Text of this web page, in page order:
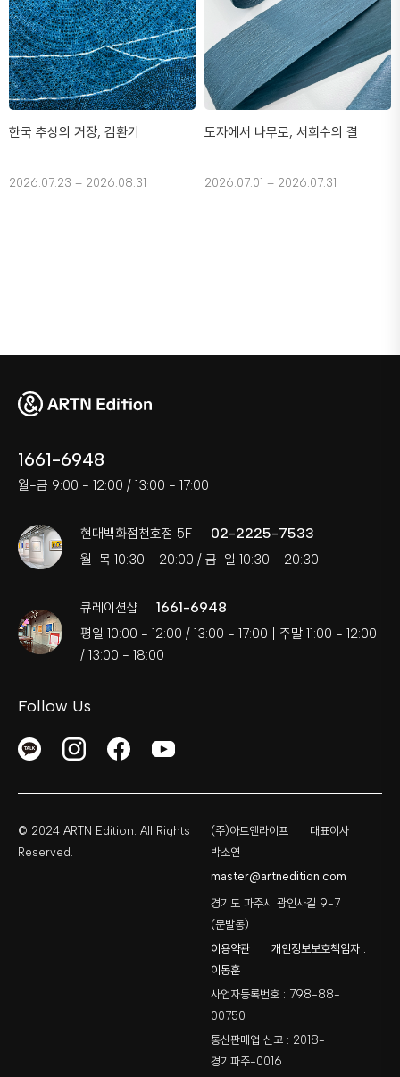
한국 추상의 거장, 김환기
2026.07.23 – 2026.08.31
도자에서 나무로, 서희수의 결
2026.07.01 – 2026.07.31
1661-6948
월-금 9:00 - 12:00 / 13:00 - 17:00
현대백화점천호점 5F 02-2225-7533
월-목 10:30 - 20:00 / 금-일 10:30 - 20:30
큐레이션샵 1661-6948
평일 10:00 - 12:00 / 13:00 - 17:00 | 주말 11:00 - 12:00
/ 13:00 - 18:00
Follow Us
© 2024 ARTN Edition. All Rights
Reserved.
(주)아트앤라이프
대표이사
박소연
master@artnedition.com
경기도 파주시 광인사길 9-7
(문발동)
이용약관
개인정보보호책임자 :
이동훈
사업자등록번호 : 798-88-
00750
통신판매업 신고 : 2018-
경기파주-0016